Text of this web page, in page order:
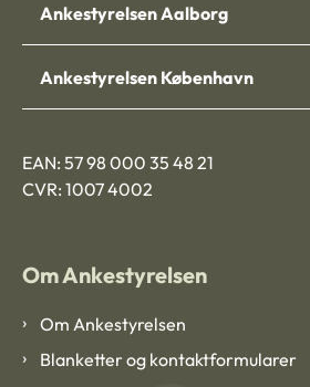
Ankestyrelsen Aalborg
Ankestyrelsen København
EAN: 57 98 000 35 48 21
CVR: 1007 4002
Om Ankestyrelsen
Om Ankestyrelsen
Blanketter og kontaktformularer